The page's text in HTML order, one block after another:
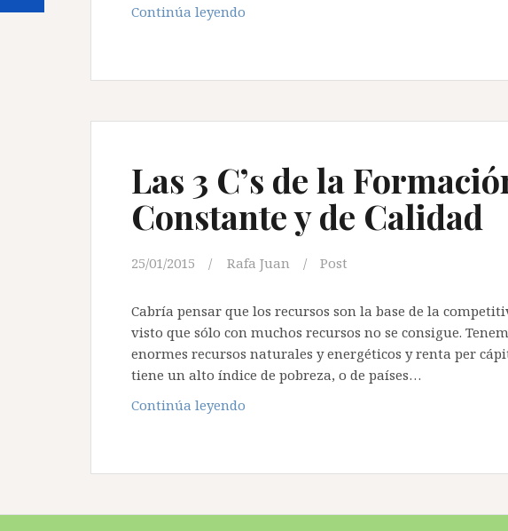
Continúa leyendo
adopten
nuevas
Las 3 C’s de la
Constante y de Calidad
25/01/2015 Rafa Juan Post
Cabría pensar que los recursos son la base de la
visto que sólo con muchos recursos no se consigue.
enormes recursos naturales y energéticos y renta per
tiene un alto índice de pobreza, o de países…
Continúa leyendo